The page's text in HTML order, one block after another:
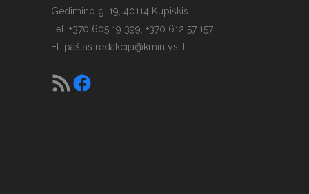
Gedimino g. 19, 40114 Kupiškis
Tel. +370 605 19 399, +370 612 57 157.
El. paštas redakcija@kmintys.lt